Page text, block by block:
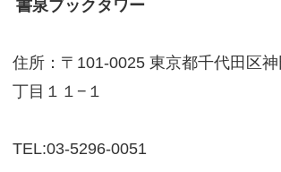
書泉ブックタワー
住所：〒101-0025 東京都千代田区神
丁目１１−１
TEL:03-5296-0051